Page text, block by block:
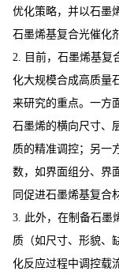
优化策略，并以石墨
石墨烯基复合光催化
2. 目前，石墨烯基复
化大规模合成高质量
来研究的重点。一方
石墨烯的横向尺寸、
质的精准调控；另一
数，如界面组分、界
同促进石墨烯基复合
3. 此外，在制备石墨
质（如尺寸、形貌、
化反应过程中调控载